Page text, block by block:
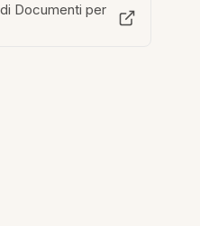
Documenti per